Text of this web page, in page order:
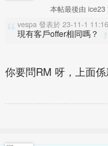
本帖最後由
vespa 發表於 23-11-1 11:16
現有客戶offer相同嗎？
你要問RM 呀，上面